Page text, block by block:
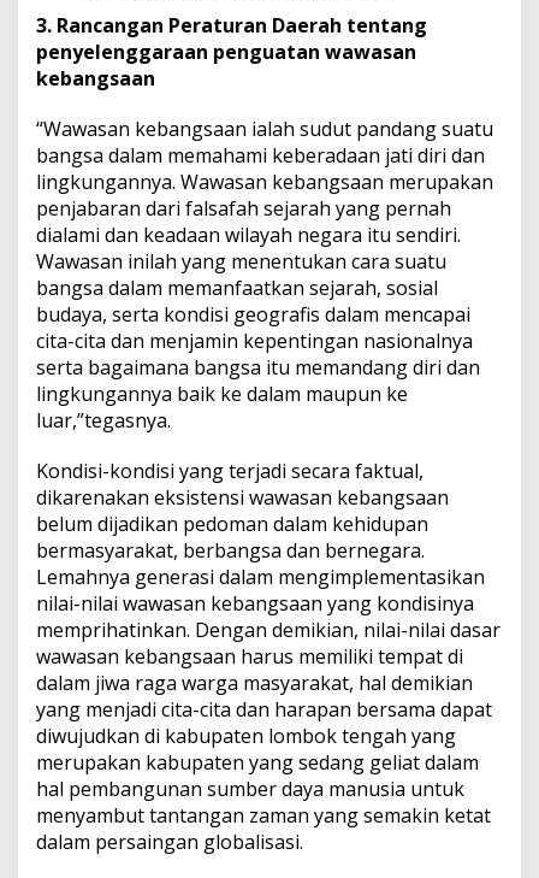
3. Rancangan Peraturan Daerah tentang
penyelenggaraan penguatan wawasan
kebangsaan
“Wawasan kebangsaan ialah sudut pandang suatu
bangsa dalam memahami keberadaan jati diri dan
lingkungannya. Wawasan kebangsaan merupakan
penjabaran dari falsafah sejarah yang pernah
dialami dan keadaan wilayah negara itu sendiri.
Wawasan inilah yang menentukan cara suatu
bangsa dalam memanfaatkan sejarah, sosial
budaya, serta kondisi geografis dalam mencapai
cita-cita dan menjamin kepentingan nasionalnya
serta bagaimana bangsa itu memandang diri dan
lingkungannya baik ke dalam maupun ke
luar,”tegasnya.
Kondisi-kondisi yang terjadi secara faktual,
dikarenakan eksistensi wawasan kebangsaan
belum dijadikan pedoman dalam kehidupan
bermasyarakat, berbangsa dan bernegara.
Lemahnya generasi dalam mengimplementasikan
nilai-nilai wawasan kebangsaan yang kondisinya
memprihatinkan. Dengan demikian, nilai-nilai dasar
wawasan kebangsaan harus memiliki tempat di
dalam jiwa raga warga masyarakat, hal demikian
yang menjadi cita-cita dan harapan bersama dapat
diwujudkan di kabupaten lombok tengah yang
merupakan kabupaten yang sedang geliat dalam
hal pembangunan sumber daya manusia untuk
menyambut tantangan zaman yang semakin ketat
dalam persaingan globalisasi.